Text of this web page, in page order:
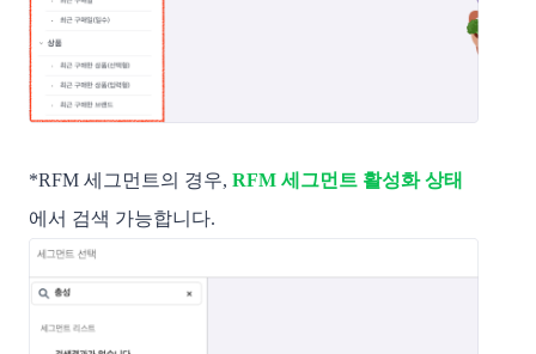
*RFM 세그먼트의 경우, RFM 세그먼트 활성화 상태
에서 검색 가능합니다.